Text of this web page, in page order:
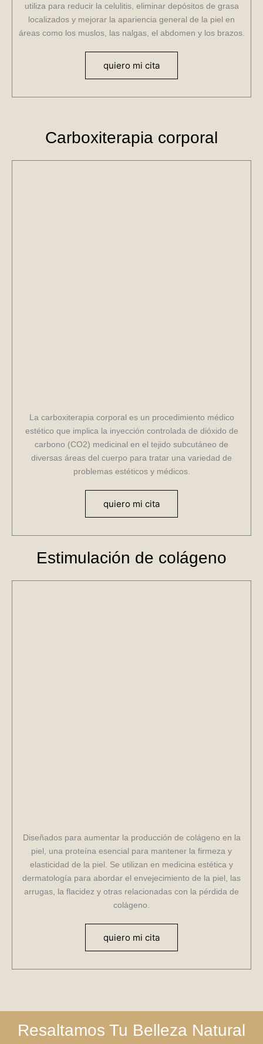
utiliza para reducir la celulitis, eliminar depósitos de grasa
localizados y mejorar la apariencia general de la piel en
áreas como los muslos, las nalgas, el abdomen y los brazos.
quiero mi cita
Carboxiterapia corporal
La carboxiterapia corporal es un procedimiento médico
estético que implica la inyección controlada de dióxido de
carbono (CO2) medicinal en el tejido subcutáneo de
diversas áreas del cuerpo para tratar una variedad de
problemas estéticos y médicos.
quiero mi cita
Estimulación de colágeno
Diseñados para aumentar la producción de colágeno en la
piel, una proteína esencial para mantener la firmeza y
elasticidad de la piel. Se utilizan en medicina estética y
dermatología para abordar el envejecimiento de la piel, las
arrugas, la flacidez y otras relacionadas con la pérdida de
colágeno.
quiero mi cita
Resaltamos Tu Belleza Natural